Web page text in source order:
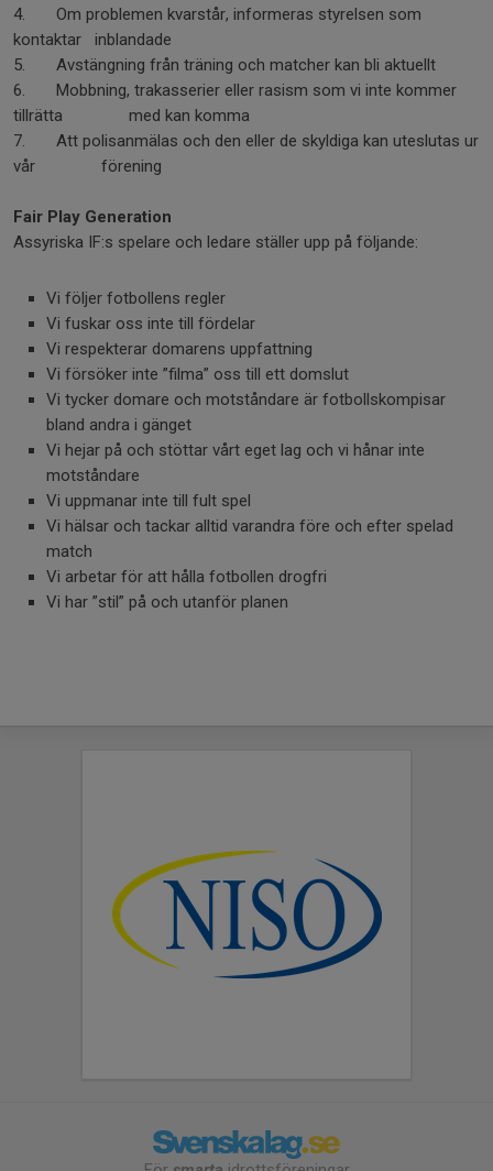
4. Om problemen kvarstår, informeras styrelsen som
kontaktar inblandade
5. Avstängning från träning och matcher kan bli aktuellt
6. Mobbning, trakasserier eller rasism som vi inte kommer
tillrätta med kan komma
7. Att polisanmälas och den eller de skyldiga kan uteslutas ur
vår förening
Fair Play Generation
Assyriska IF:s spelare och ledare ställer upp på följande:
Vi följer fotbollens regler
Vi fuskar oss inte till fördelar
Vi respekterar domarens uppfattning
Vi försöker inte ”filma” oss till ett domslut
Vi tycker domare och motståndare är fotbollskompisar
bland andra i gänget
Vi hejar på och stöttar vårt eget lag och vi hånar inte
motståndare
Vi uppmanar inte till fult spel
Vi hälsar och tackar alltid varandra före och efter spelad
match
Vi arbetar för att hålla fotbollen drogfri
Vi har ”stil” på och utanför planen